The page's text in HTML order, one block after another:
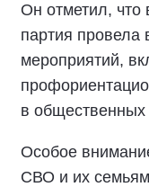
Он отметил, что
партия провела
мероприятий,
в
Особое
СВО и их